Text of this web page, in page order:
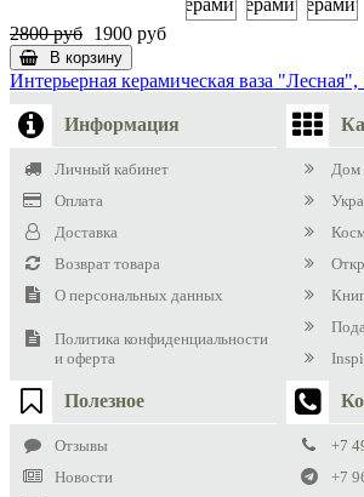
2800 руб 1900 руб
В корзину
Интерьерная керамическая ваза
Информация
Личный кабинет
Оплата
Доставка
Возврат товара
О персональных данных
Политика конфиденциальности
и оферта
Дом
Полезное
Отзывы
Новости
+7
+7